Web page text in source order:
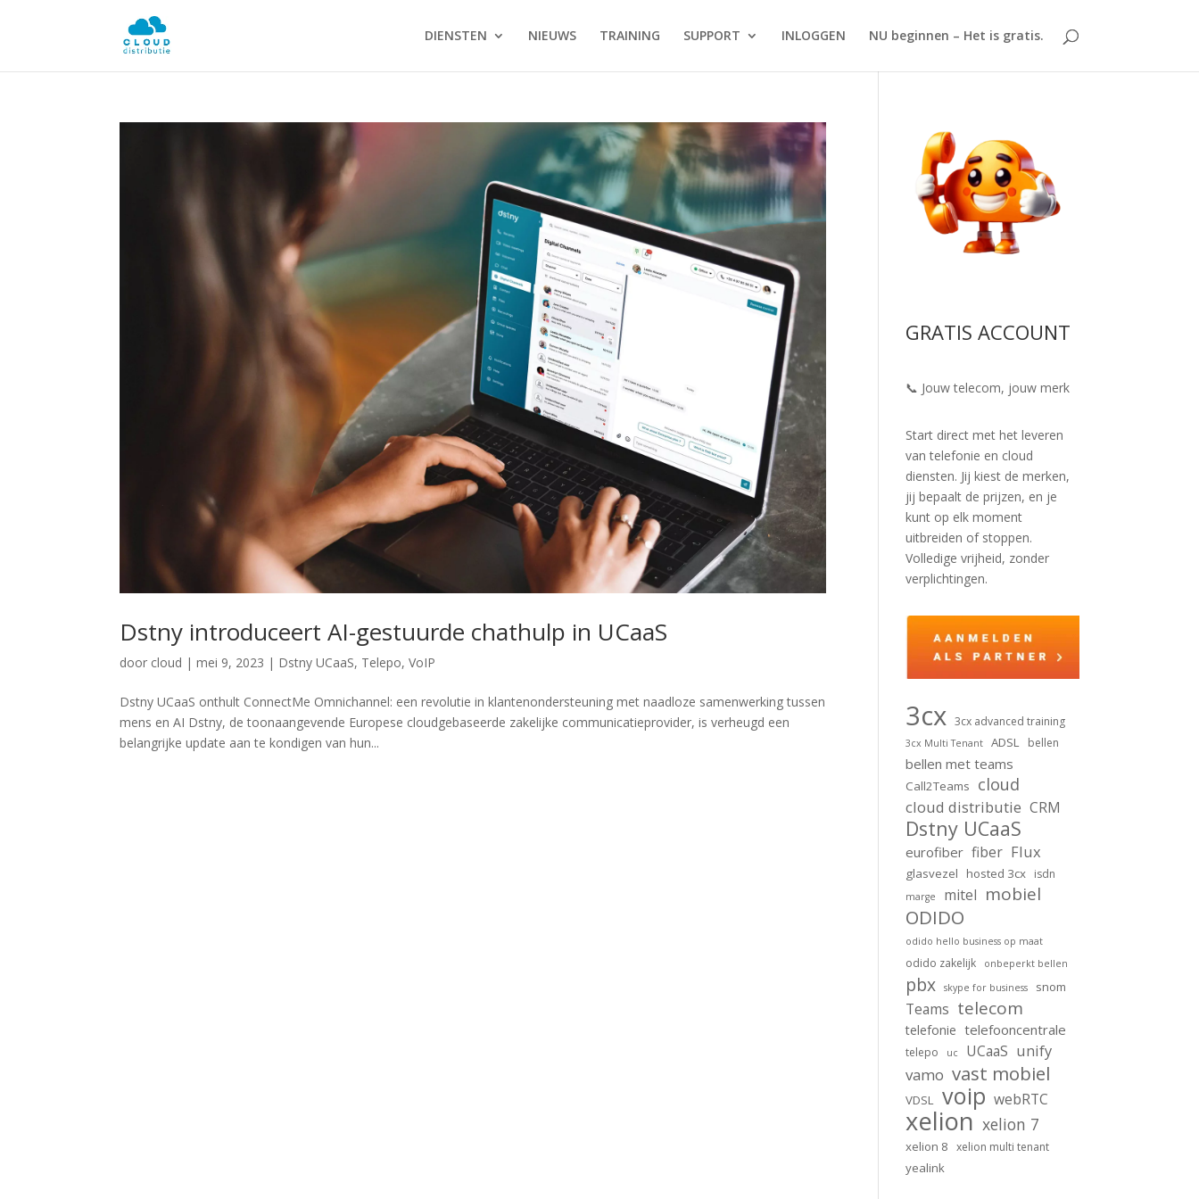
DIENSTEN NIEUWS TRAINING SUPPORT INLOGGEN NU beginnen – Het is gratis.
Dstny introduceert AI-gestuurde chathulp in UCaaS
door cloud |mei 9, 2023 | Dstny UCaaS, Telepo,VoIP
Dstny UCaaS onthult ConnectMe Omnichannel: een revolutie in klantenondersteuning met naadloze samenwerking tussen
mens en AI Dstny, de toonaangevende Europese cloudgebaseerde zakelijke communicatieprovider, is verheugd een
belangrijke update aan te kondigen van hun...
GRATIS ACCOUNT
📞 Jouw telecom, jouw merk
Start direct met het leveren
van telefonie en cloud
diensten. Jij kiest de merken,
jij bepaalt de prijzen, en je
kunt op elk moment
uitbreiden of stoppen.
Volledige vrijheid, zonder
verplichtingen.
3cx 3cx advanced training
3cx Multi Tenant ADSL bellen
bellen met teams
Call2Teams cloud
cloud distributie CRM
Dstny UCaaS
eurofiber fiber Flux
glasvezel hosted 3cx isdn
marge mitel mobiel
ODIDO
odido hello business op maat
odido zakelijk onbeperkt bellen
pbx skype for business snom
Teams telecom
telefonie telefooncentrale
telepo uc UCaaS unify
vamo vast mobiel
VDSL voip webRTC
xelion xelion 7
xelion 8 xelion multi tenant
yealink